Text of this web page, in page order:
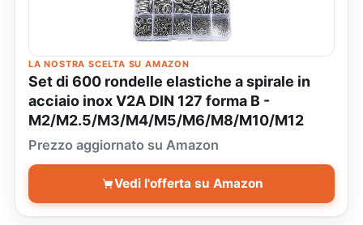
LA NOSTRA SCELTA SU AMAZON
Set di 600 rondelle elastiche a spirale in
acciaio inox V2A DIN 127 forma B -
M2/M2.5/M3/M4/M5/M6/M8/M10/M12
Prezzo aggiornato su Amazon
Vedi l'offerta su Amazon